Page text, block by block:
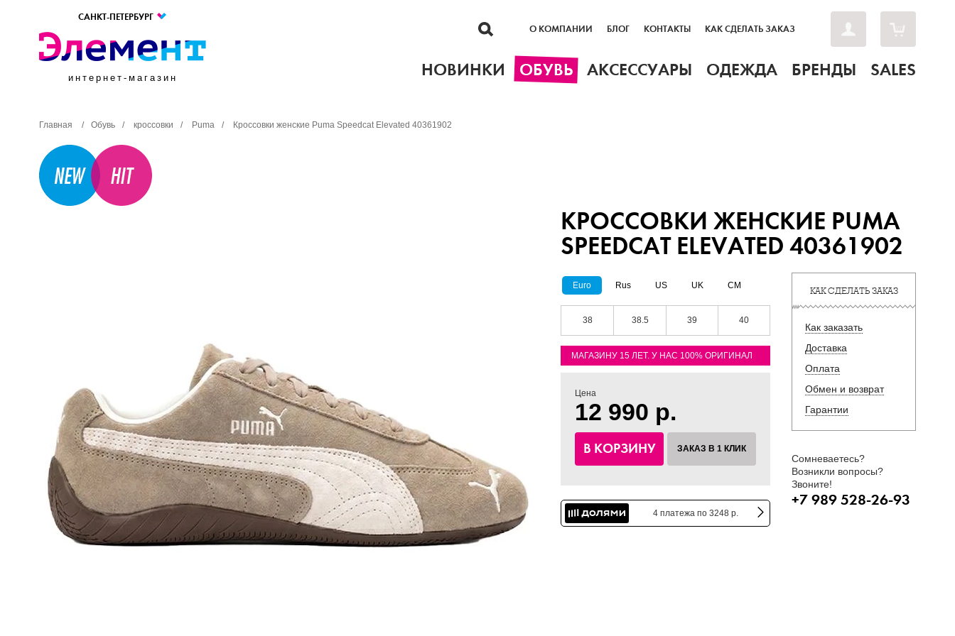
САНКТ-ПЕТЕРБУРГ
интернет-магазин
О КОМПАНИИ БЛОГ КОНТАКТЫ КАК СДЕЛАТЬ ЗАКАЗ
НОВИНКИ ОБУВЬ АКСЕССУАРЫ ОДЕЖДА БРЕНДЫ SALES
Главная / Обувь / кроссовки / Puma / Кроссовки женские Puma Speedcat Elevated 40361902
КРОССОВКИ ЖЕНСКИЕ PUMA
SPEEDCAT ELEVATED 40361902
Euro Rus US UK CM
38 38.5 39 40
МАГАЗИНУ 15 ЛЕТ. У НАС 100% ОРИГИНАЛ
Цена
12 990 р.
В КОРЗИНУ ЗАКАЗ В 1 КЛИК
4 платежа по 3248 р.
КАК СДЕЛАТЬ ЗАКАЗ
Как заказать
Доставка
Оплата
Обмен и возврат
Гарантии
Сомневаетесь?
Возникли вопросы?
Звоните!
+7 989 528-26-93